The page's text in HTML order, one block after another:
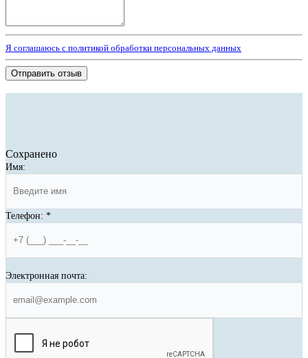
Я соглашаюсь с политикой обработки персональных данных
Отправить отзыв
Сохранено
Имя:
Телефон: *
Электронная почта: